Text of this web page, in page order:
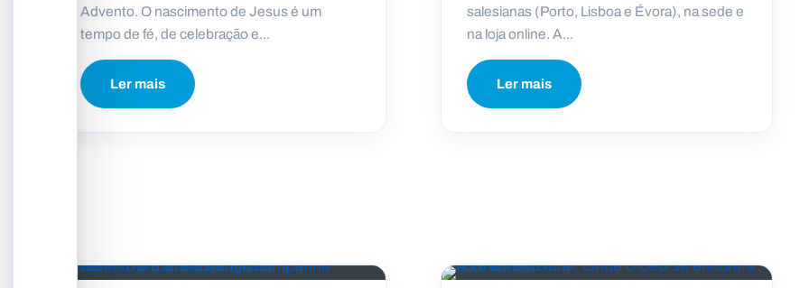
Advento. O nascimento de Jesus é um
tempo de fé, de celebração e...
Ler mais
salesianas (Porto, Lisboa e Évora), na sede e
na loja online. A...
Ler mais